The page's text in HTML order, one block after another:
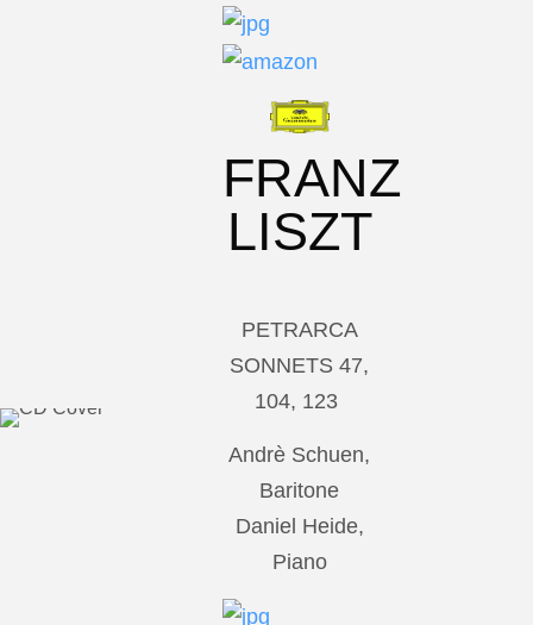
FRANZ
LISZT
PETRARCA
SONNETS 47,
104, 123
Andrè Schuen,
Baritone
Daniel Heide,
Piano